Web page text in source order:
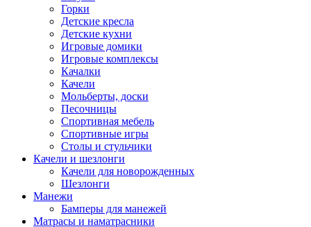
Горки
Детские кресла
Детские кухни
Игровые домики
Игровые комплексы
Качалки
Качели
Мольберты, доски
Песочницы
Спортивная мебель
Спортивные игры
Столы и стульчики
Качели и шезлонги
Качели для новорожденных
Шезлонги
Манежи
Бамперы для манежей
Матрасы и наматрасники